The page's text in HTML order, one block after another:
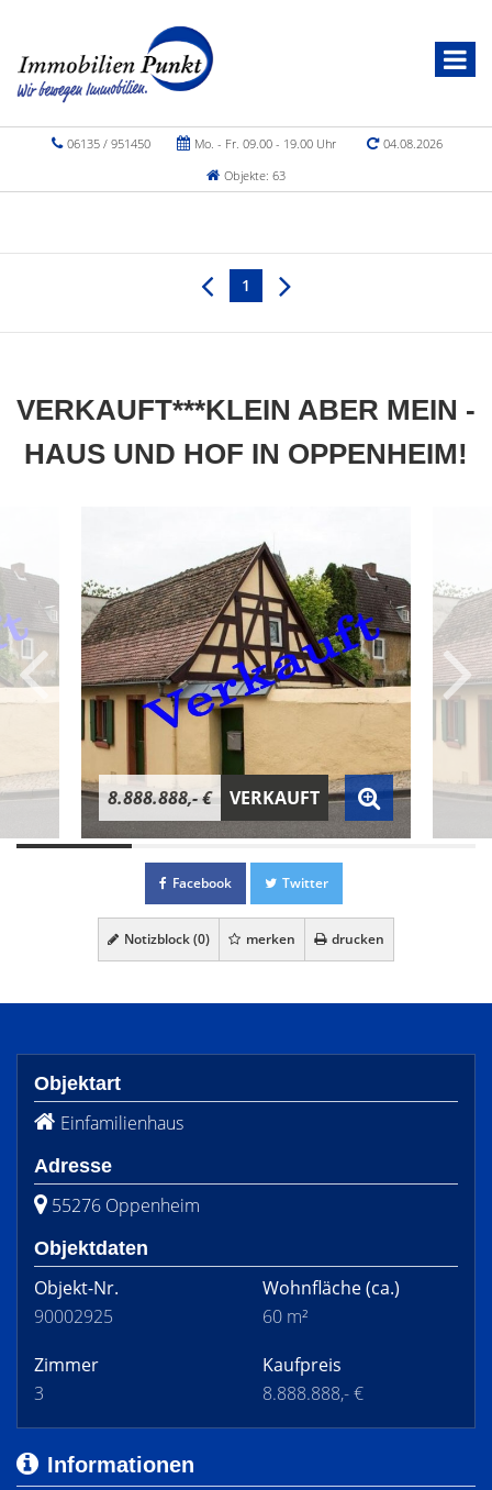
06135 / 951450 Mo. - Fr. 09.00 - 19.00 Uhr
04.08.2026
Objekte: 63
1
VERKAUFT***KLEIN ABER MEIN -
HAUS UND HOF IN OPPENHEIM!
8.888.888,- € VERKAUFT
Facebook Twitter
Notizblock (0) merken drucken
Objektart
Einfamilienhaus
Adresse
55276 Oppenheim
Objektdaten
Objekt-Nr.
90002925
Wohnfläche(ca.)
60 m²
Zimmer
3
Kaufpreis
8.888.888,- €
Informationen